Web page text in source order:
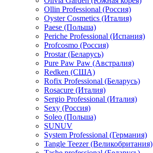
Ollin Professional (Россия)
Oyster Cosmetics (Италия)
Paese (Польша)
Periche Professional (Испания)
Profcosmo (Россия)
Prostar (Беларусь)
Pure Paw Paw (Австралия)
Redken (США)
Rofix Professional (Беларусь)
Rosacure (Италия)
Sergio Professional (Италия)
Sexy (Россия)
Soleo (Польша)
SUNUV
System Professional (Германия)
Tangle Teezer (Великобритания)